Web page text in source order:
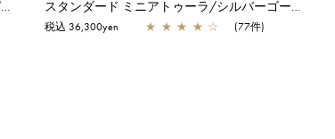
スタンダード ミニアトゥーラ/パウダリーピンクシルバー スタンダード ミニアトゥーラ/シルバーゴールド
税込 36,300yen ★ ★ ★ ★ ☆ (77件)